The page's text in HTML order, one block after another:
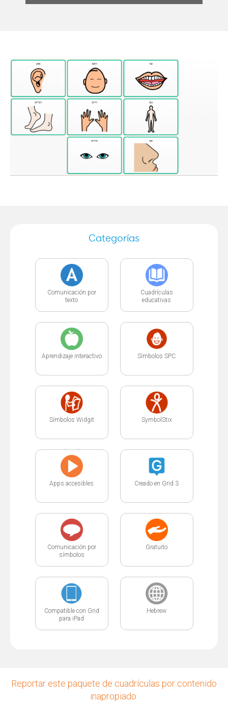
Categorías
Comunicación por
texto
Cuadrículas
educativas
Aprendizaje interactivo Símbolos SPC
Símbolos Widgit SymbolStix
Apps accesibles Creado en Grid 3
Comunicación por
símbolos
Gratuito
Compatible con Grid
para iPad
Hebrew
Reportar este paquete de cuadrículas por contenido
inapropiado.